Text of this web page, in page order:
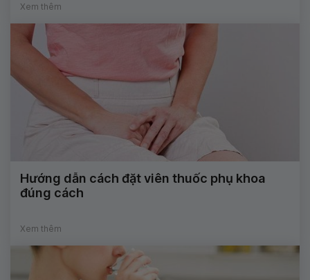
Xem thêm
Hướng dẫn cách đặt viên thuốc phụ khoa
đúng cách
Xem thêm